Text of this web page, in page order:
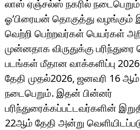
லாஸ் ஏஞ்சல்ஸ் நகரில்
ஓ’பிரையன் தொகுத்து வழங்கும்
வெற்றி பெற்றவர்கள் பெயர்கள்
முன்னதாக விருதுக்கு
படங்கள் மீதான வாக்களிப்பு
தேதி முதல்2026, ஜனவரி 16
நடைபெறும். இதன் பின்னர்
பரிந்துரைக்கப்பட்டவர்களின்
22ஆம் தேதி அன்று